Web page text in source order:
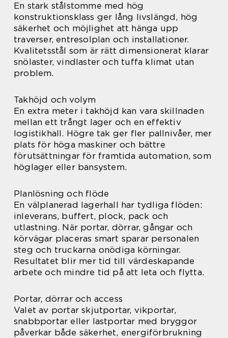
En stark stålstomme med hög
konstruktionsklass ger lång livslängd, hög
säkerhet och möjlighet att hänga upp
traverser, entresolplan och installationer.
Kvalitetsstål som är rätt dimensionerat klarar
snölaster, vindlaster och tuffa klimat utan
problem.
Takhöjd och volym
En extra meter i takhöjd kan vara skillnaden
mellan ett trångt lager och en effektiv
logistikhall. Högre tak ger fler pallnivåer, mer
plats för höga maskiner och bättre
förutsättningar för framtida automation, som
höglager eller bansystem.
Planlösning och flöde
En välplanerad lagerhall har tydliga flöden:
inleverans, buffert, plock, pack och
utlastning. När portar, dörrar, gångar och
körvägar placeras smart sparar personalen
steg och truckarna onödiga körningar.
Resultatet blir mer tid till värdeskapande
arbete och mindre tid på att leta och flytta.
Portar, dörrar och access
Valet av portar skjutportar, vikportar,
snabbportar eller lastportar med bryggor
påverkar både säkerhet, energiförbrukning